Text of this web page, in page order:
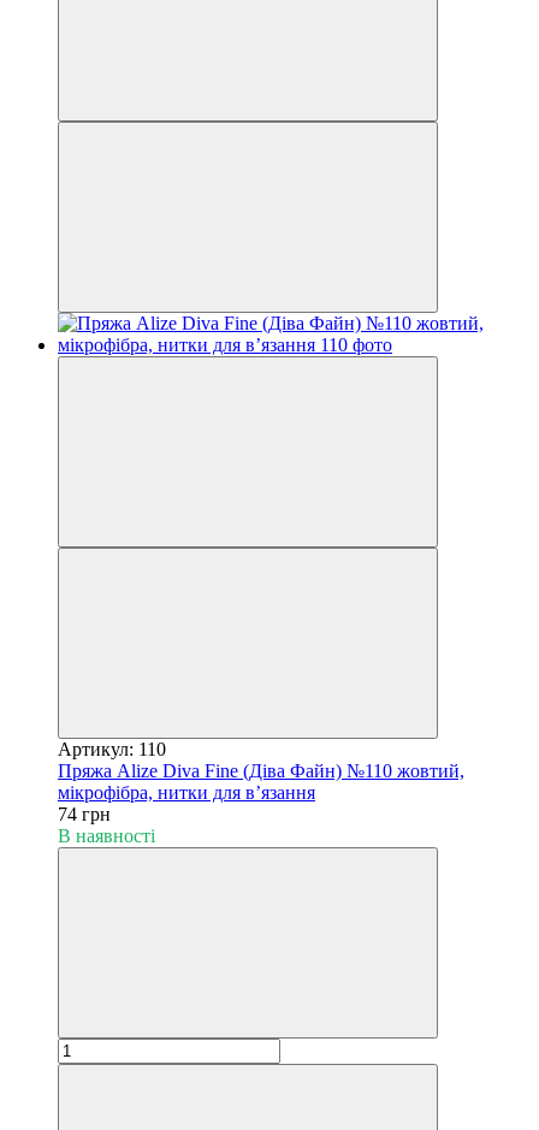
Артикул: 110
Пряжа Alize Diva Fine (Діва Файн) №110 жовтий,
мікрофібра, нитки для в’язання
74 грн
В наявності